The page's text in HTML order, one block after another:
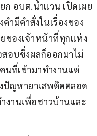
ก อบต.น้ำแวน เปิดเผย
ำมีคำสั่งในเรื่องของ
ของเจ้าหน้าที่ทุกแห่ง
อบซึ่งผลก็ออกมาไม่
นที่เข้ามาทำงานแต่
ปัญหายาเสพติดตลอด
งานเพื่อชาวบ้านและ